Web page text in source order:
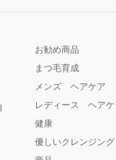
お勧め商品
まつ毛育成
メンズ ヘアケア
レディース ヘアケ
健康
優しいクレンジング